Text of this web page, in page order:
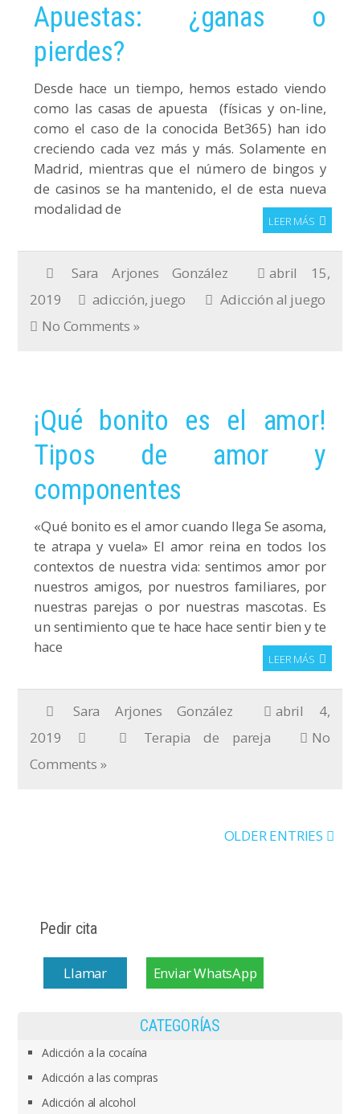
Apuestas: ¿ganas o
pierdes?
Desde hace un tiempo, hemos estado viendo
como las casas de apuesta (físicas y on-line,
como el caso de la conocida Bet365) han ido
creciendo cada vez más y más. Solamente en
Madrid, mientras que el número de bingos y
de casinos se ha mantenido, el de esta nueva
modalidad de
LEER MÁS
Sara Arjones González
abril 15,
2019
adicción, juego
Adicción al juego
No Comments »
¡Qué bonito es el amor!
Tipos de amor y
componentes
«Qué bonito es el amor cuando llega Se asoma,
te atrapa y vuela» El amor reina en todos los
contextos de nuestra vida: sentimos amor por
nuestros amigos, por nuestros familiares, por
nuestras parejas o por nuestras mascotas. Es
un sentimiento que te hace hace sentir bien y te
hace
LEER MÁS
Sara Arjones González
abril 4,
2019
Terapia de pareja
No
Comments »
OLDER ENTRIES
Pedir cita
Llamar Enviar WhatsApp
CATEGORÍAS
Adicción a la cocaína
Adicción a las compras
Adicción al alcohol